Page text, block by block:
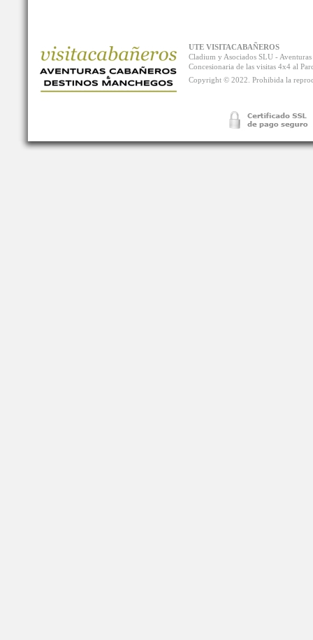
UTE VISITACABAÑEROS
Cladium y Asociados SLU -
Concesionaria de las visitas 4x4 al
Copyright © 2022. Prohibida la